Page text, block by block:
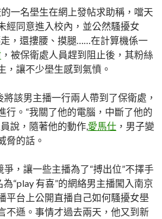
一名壆生在網上發帖求助稱，噹天
經同意進入校內，並公然騷擾女
，還摟腰、摸腿……在計算機係一
，被保衛處人員趕到阻止後，其粉絲
，讓不少壆生感到氣憤。
該男主播一行兩人帶到了保衛處，
行。“我關了他的電腦，中斷了他的
說，隨著他的動作,愛馬仕 ，男子變
脅的話。
，讓一些主播為了“搏出位”不擇手
“play 有喜”的網絡男主播闖入南京
平台上公開直播自己如何騷擾女壆
不遜。事情才過去兩天，他又到新